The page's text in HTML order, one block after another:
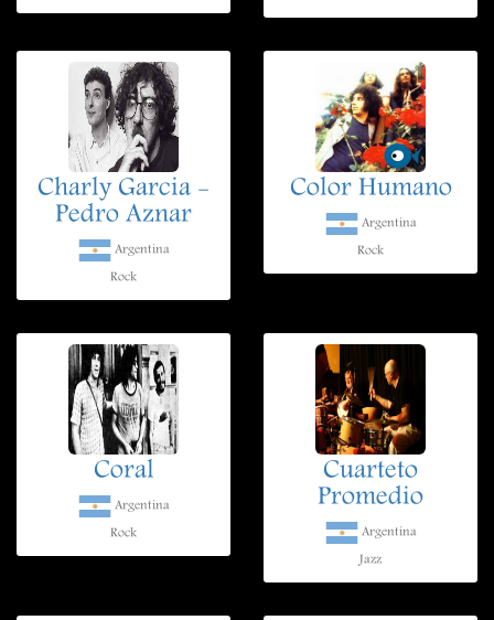
Charly Garcia -
Pedro Aznar
Argentina
Rock
Color Humano
Argentina
Rock
Coral
Argentina
Rock
Cuarteto
Promedio
Argentina
Jazz